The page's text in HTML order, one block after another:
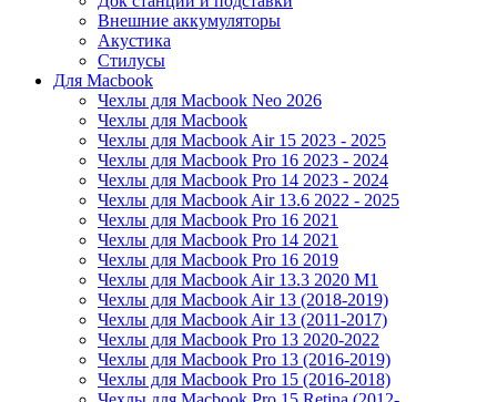
Внешние аккумуляторы
Акустика
Стилусы
Для Macbook
Чехлы для Macbook Neo 2026
Чехлы для Macbook
Чехлы для Macbook Air 15 2023 - 2025
Чехлы для Macbook Pro 16 2023 - 2024
Чехлы для Macbook Pro 14 2023 - 2024
Чехлы для Macbook Air 13.6 2022 - 2025
Чехлы для Macbook Pro 16 2021
Чехлы для Macbook Pro 14 2021
Чехлы для Macbook Pro 16 2019
Чехлы для Macbook Air 13.3 2020 M1
Чехлы для Macbook Air 13 (2018-2019)
Чехлы для Macbook Air 13 (2011-2017)
Чехлы для Macbook Pro 13 2020-2022
Чехлы для Macbook Pro 13 (2016-2019)
Чехлы для Macbook Pro 15 (2016-2018)